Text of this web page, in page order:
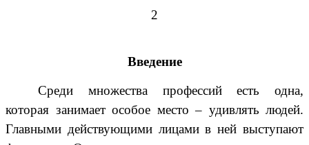
2
Введение
Среди множества профессий есть одна,
которая занимает особое место – удивлять людей.
Главными действующими лицами в ней выступают